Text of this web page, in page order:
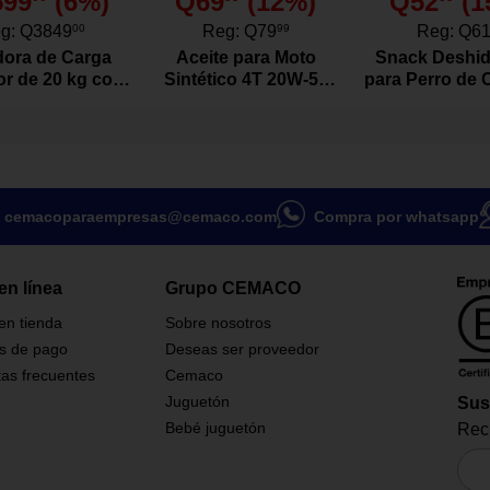
suave.
para mayor ajuste.
tela suave.
para primeros pasos.
zapato tipo Mary Jane para
perfecta para
en color rosa pastel con un
en la parte frontal aporta un
y adorable. Fabricado con
para los pies más
Q384900
de Carga
de 20 kg con
Reg: Q7999
Aceite para Moto
Sintético 4T 20W-50
Reg: Q61
Snack
para Perro de
cemacoparaempresas@cemaco.com Compra por whatsapp
línea
tienda
de pago
frecuentes
Grupo CEMACO
Sobre nosotros
Deseas ser proveedor
Cemaco
Juguetón
Bebé juguetón